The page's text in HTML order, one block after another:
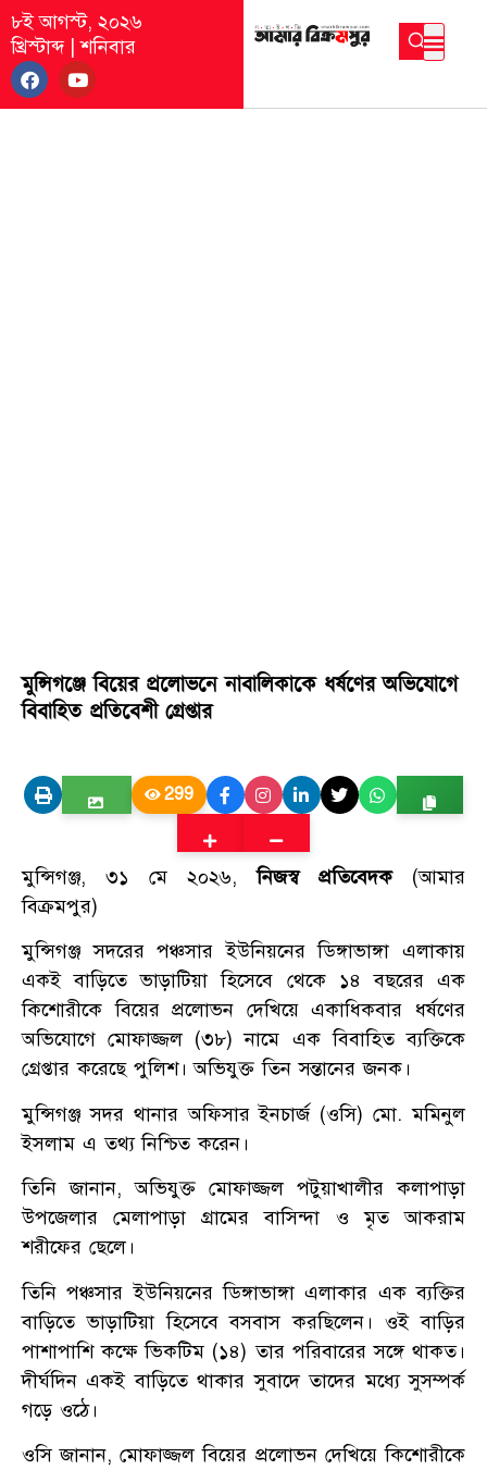
৮ই আগস্ট, ২০২৬
খ্রিস্টাব্দ|শনিবার
মুন্সিগঞ্জে বিয়ের প্রলোভনে নাবালিকাকে ধর্ষণের অভিযোগে
বিবাহিত প্রতিবেশী গ্রেপ্তার
299
মুন্সিগঞ্জ, ৩১ মে ২০২৬,নিজস্ব প্রতিবেদক(আমার
বিক্রমপুর)
মুন্সিগঞ্জ সদরের পঞ্চসার ইউনিয়নের ডিঙ্গাভাঙ্গা এলাকায়
একই বাড়িতে ভাড়াটিয়া হিসেবে থেকে ১৪ বছরের এক
কিশোরীকে বিয়ের প্রলোভন দেখিয়ে একাধিকবার ধর্ষণের
অভিযোগে মোফাজ্জল (৩৮) নামে এক বিবাহিত ব্যক্তিকে
গ্রেপ্তার করেছে পুলিশ। অভিযুক্ত তিন সন্তানের জনক।
মুন্সিগঞ্জ সদর থানার অফিসার ইনচার্জ (ওসি) মো. মমিনুল
ইসলাম এ তথ্য নিশ্চিত করেন।
তিনি জানান, অভিযুক্ত মোফাজ্জল পটুয়াখালীর কলাপাড়া
উপজেলার মেলাপাড়া গ্রামের বাসিন্দা ও মৃত আকরাম
শরীফের ছেলে।
তিনি পঞ্চসার ইউনিয়নের ডিঙ্গাভাঙ্গা এলাকার এক ব্যক্তির
বাড়িতে ভাড়াটিয়া হিসেবে বসবাস করছিলেন। ওই বাড়ির
পাশাপাশি কক্ষে ভিকটিম (১৪) তার পরিবারের সঙ্গে থাকত।
দীর্ঘদিন একই বাড়িতে থাকার সুবাদে তাদের মধ্যে সুসম্পর্ক
গড়ে ওঠে।
ওসি জানান, মোফাজ্জল বিয়ের প্রলোভন দেখিয়ে কিশোরীকে